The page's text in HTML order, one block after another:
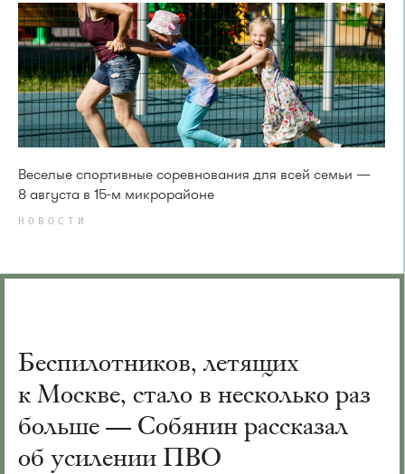
Веселые спортивные соревнования для всей семьи —
8 августа в 15-м микрорайоне
НОВОСТИ
Беспилотников, летящих
к Москве, стало в несколько раз
больше — Собянин рассказал
об усилении ПВО